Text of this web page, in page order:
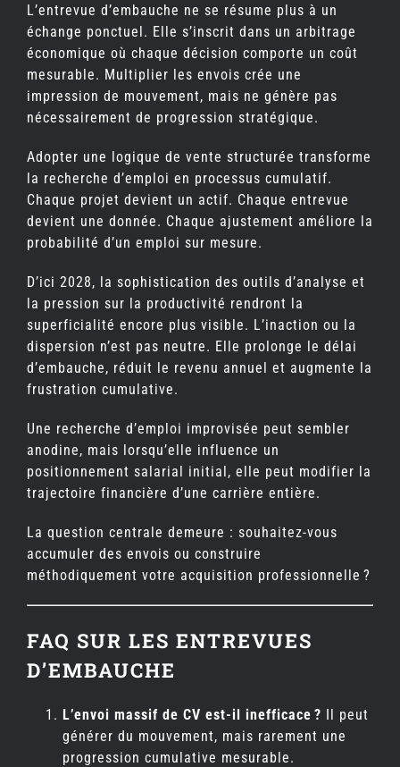
L’entrevue d’embauche ne se résume plus à un
échange ponctuel. Elle s’inscrit dans un arbitrage
économique où chaque décision comporte un coût
mesurable. Multiplier les envois crée une
impression de mouvement, mais ne génère pas
nécessairement de progression stratégique.
Adopter une logique de vente structurée transforme
la recherche d’emploi en processus cumulatif.
Chaque projet devient un actif. Chaque entrevue
devient une donnée. Chaque ajustement améliore la
probabilité d’un emploi sur mesure.
D’ici 2028, la sophistication des outils d’analyse et
la pression sur la productivité rendront la
superficialité encore plus visible. L’inaction ou la
dispersion n’est pas neutre. Elle prolonge le délai
d’embauche, réduit le revenu annuel et augmente la
frustration cumulative.
Une recherche d’emploi improvisée peut sembler
anodine, mais lorsqu’elle influence un
positionnement salarial initial, elle peut modifier la
trajectoire financière d’une carrière entière.
La question centrale demeure : souhaitez-vous
accumuler des envois ou construire
méthodiquement votre acquisition professionnelle ?
FAQ SUR LES ENTREVUES
D’EMBAUCHE
L’envoi massif de CV est-il inefficace ? Il peut
générer du mouvement, mais rarement une
progression cumulative mesurable.